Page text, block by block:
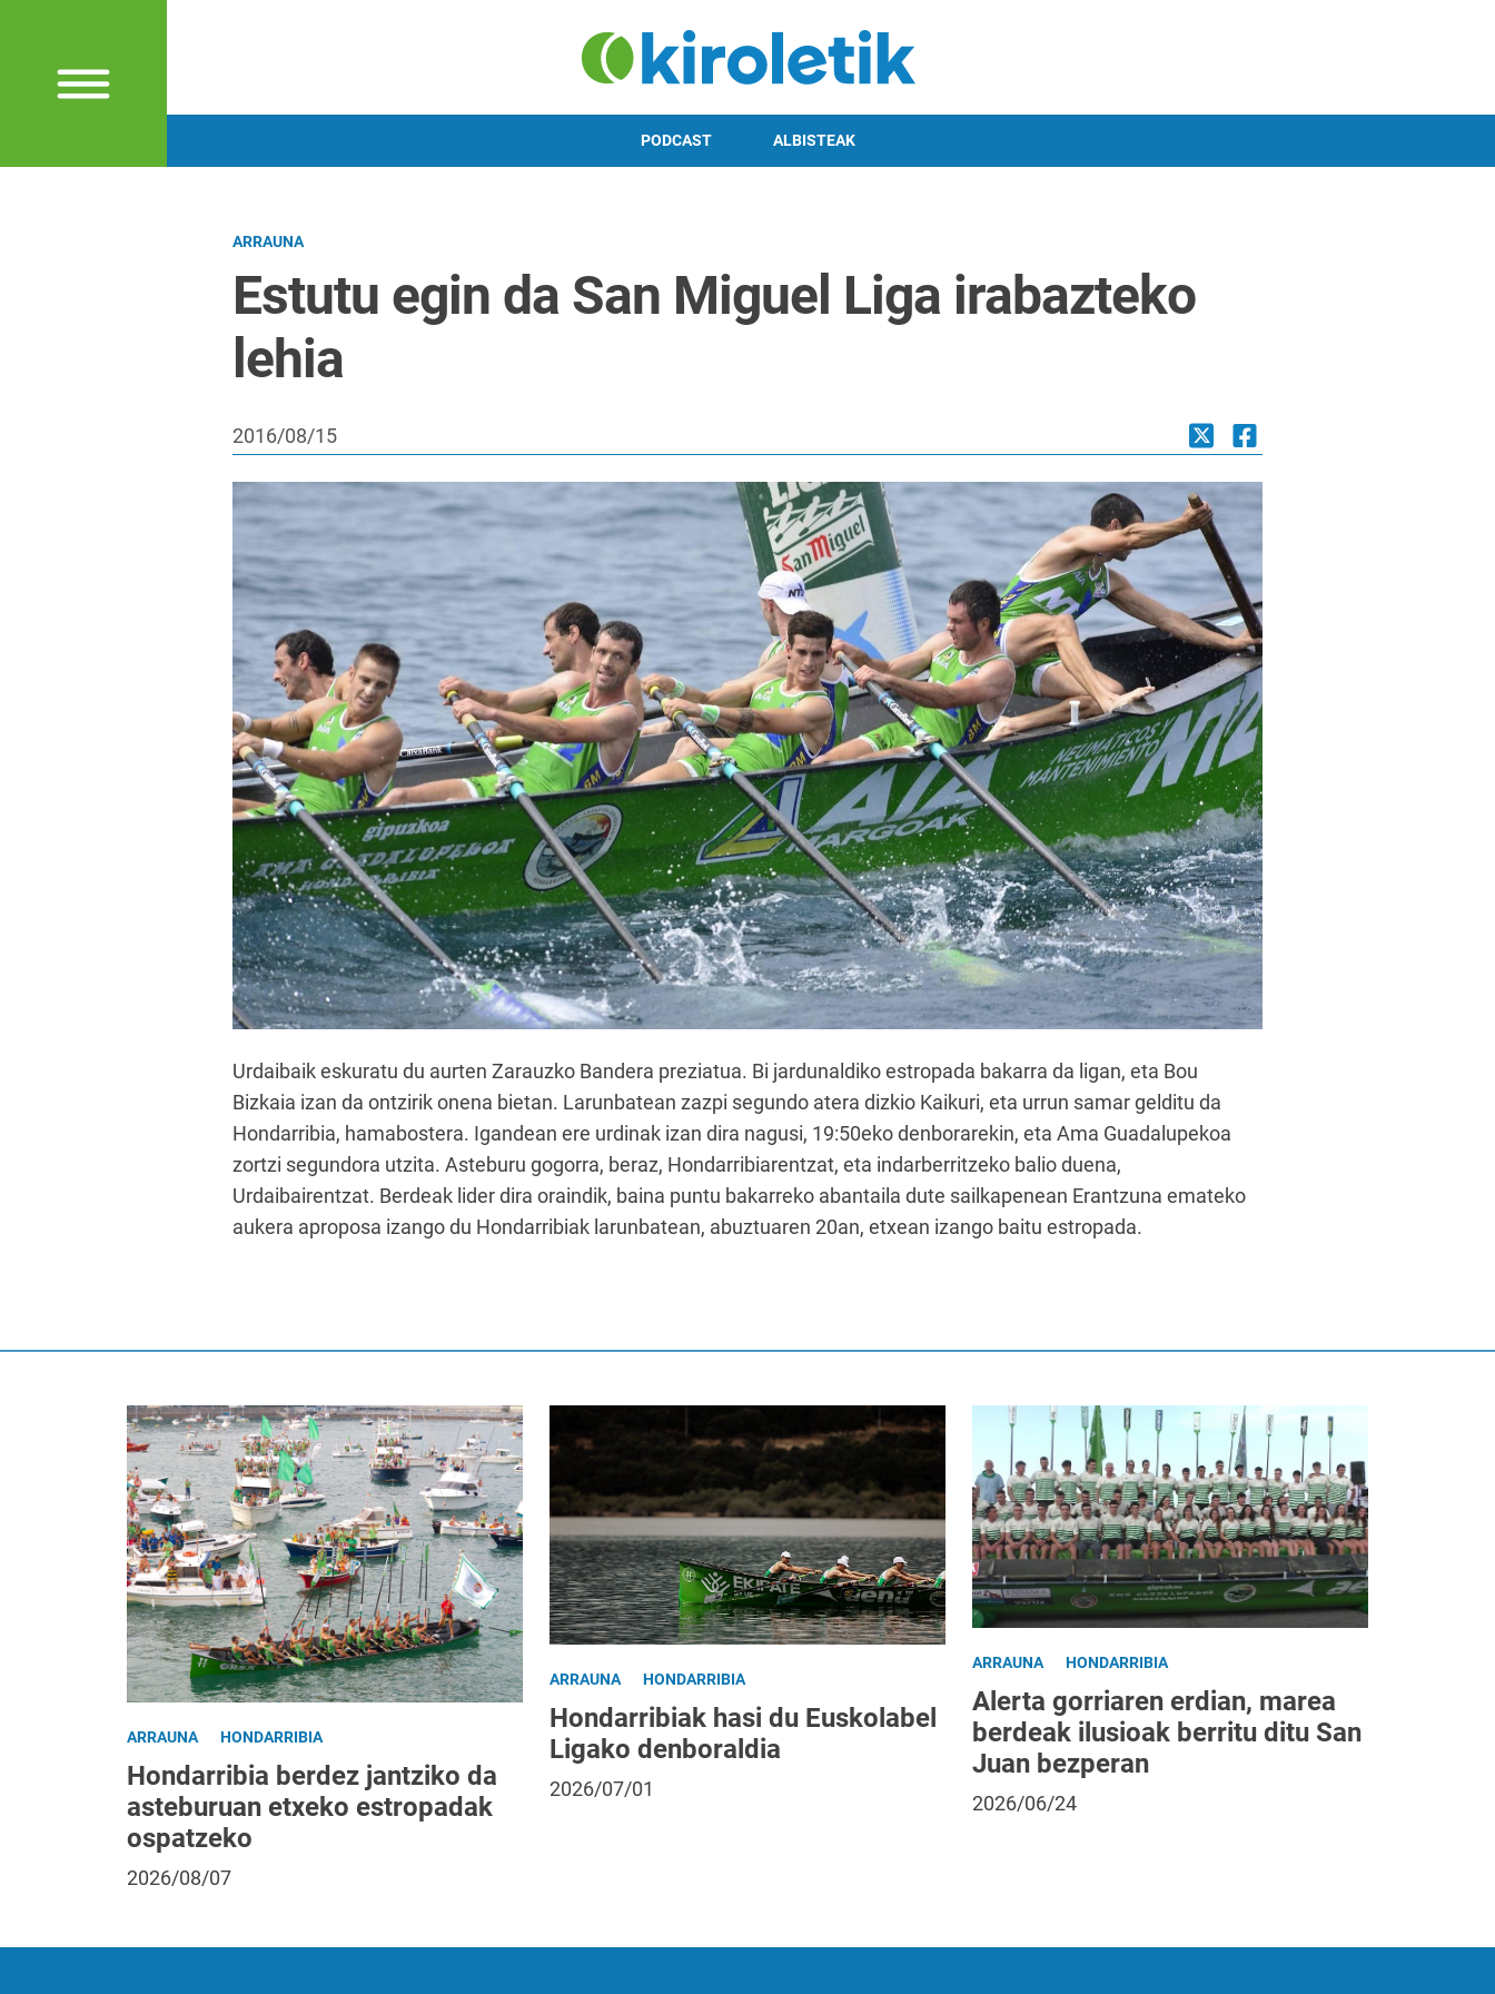
PODCAST ALBISTEAK
ARRAUNA
Estutu egin da San Miguel Liga irabazteko
lehia
2016/08/15
Urdaibaik eskuratu du aurten Zarauzko Bandera preziatua. Bi jardunaldiko estropada bakarra da ligan, eta Bou
Bizkaia izan da ontzirik onena bietan. Larunbatean zazpi segundo atera dizkio Kaikuri, eta urrun samar gelditu da
Hondarribia, hamabostera. Igandean ere urdinak izan dira nagusi, 19:50eko denborarekin, eta Ama Guadalupekoa
zortzi segundora utzita. Asteburu gogorra, beraz, Hondarribiarentzat, eta indarberritzeko balio duena,
Urdaibairentzat. Berdeak lider dira oraindik, baina puntu bakarreko abantaila dute sailkapenean Erantzuna emateko
aukera aproposa izango du Hondarribiak larunbatean, abuztuaren 20an, etxean izango baitu estropada.
ARRAUNA HONDARRIBIA
Hondarribia berdez jantziko da
asteburuan etxeko estropadak
ospatzeko
2026/08/07
ARRAUNA HONDARRIBIA
Hondarribiak hasi du Euskolabel
Ligako denboraldia
2026/07/01
ARRAUNA HONDARRIBIA
Alerta gorriaren erdian, marea
berdeak ilusioak berritu ditu San
Juan bezperan
2026/06/24